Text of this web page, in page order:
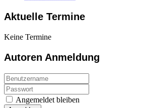
Aktuelle Termine
Keine Termine
Autoren Anmeldung
Angemeldet bleiben